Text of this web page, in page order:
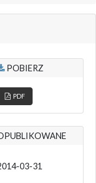
POBIERZ
PDF
03-31